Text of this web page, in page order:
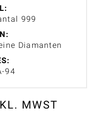
999
Diamanten
94
MWST